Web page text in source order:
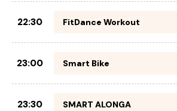
22:30 FitDance Workout
23:00 Smart Bike
23:30 SMART ALONGA